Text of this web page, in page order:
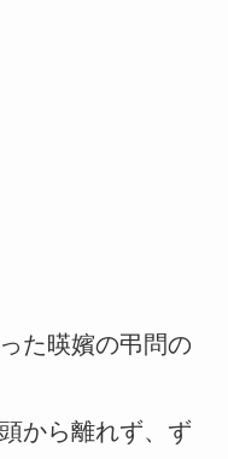
た暎嬪の弔問の
から離れず、ず